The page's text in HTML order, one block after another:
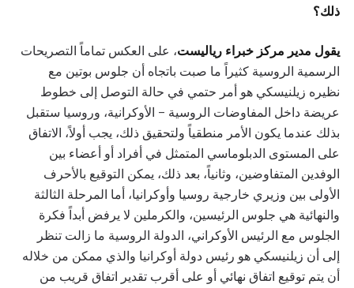
ذلك؟
يقول مدير مركز خبراء رياليست، على العكس تماماً التصريحات
الرسمية الروسية كثيراً ما صبت باتجاه أن جلوس بوتين مع
نظيره زيلنيسكي هو أمر حتمي في حالة التوصل إلى خطوط
عريضة داخل المفاوضات الروسية – الأوكرانية، وروسيا ستقبل
بذلك عندما يكون الأمر منطقياً ولتحقيق ذلك، يجب أولاً، الاتفاق
على المستوى الدبلوماسي المتمثل في أفراد أو أعضاء بين
الوفدين المتفاوضين، وثانياً، بعد ذلك، يمكن التوقيع بالأحرف
الأولى بين وزيري خارجية روسيا وأوكرانيا، أما المرحلة الثالثة
والنهائية هي جلوس الرئيسين، والكرملين لا يرفض أبداً فكرة
الجلوس مع الرئيس الأوكراني، الدولة الروسية ما زالت تنظر
إلى أن زيلنيسكي هو رئيس دولة أوكرانيا والذي ممكن من خلاله
أن يتم توقيع اتفاق نهائي أو على أقرب تقدير اتفاق قريب من